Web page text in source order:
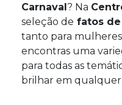
Carnaval? Na
seleção de fatos de
tanto para
encontras uma
para todas as
brilhar em qualquer